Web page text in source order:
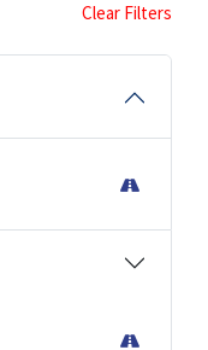
Clear Filters